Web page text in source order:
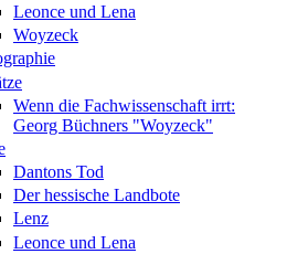
Leonce und Lena
Woyzeck
Wenn die Fachwissenschaft irrt:
Georg Büchners "Woyzeck"
Dantons Tod
Der hessische Landbote
Lenz
Leonce und Lena